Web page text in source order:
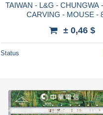
TAIWAN - L&G - CHUNGWA
CARVING - MOUSE -
± 0,46 $
Status